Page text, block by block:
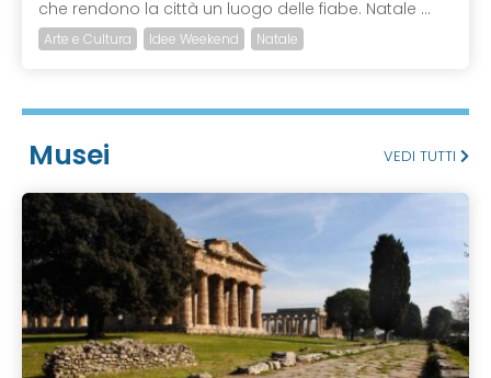
che rendono la città un luogo delle fiabe. Natale ...
Arte e Cultura Idee Weekend Natale
Musei VEDI TUTTI